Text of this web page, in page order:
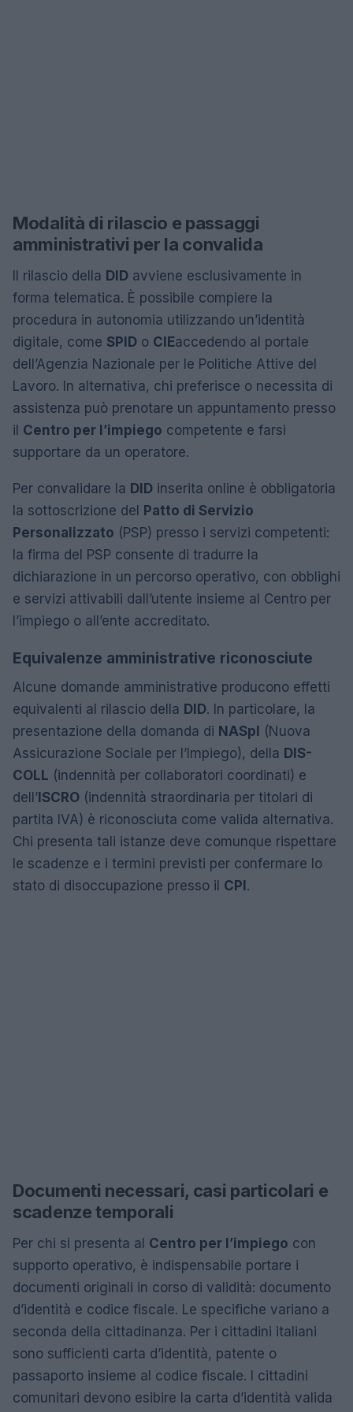
Modalità di rilascio e passaggi
amministrativi per la convalida
Il rilascio della DID avviene esclusivamente in
forma telematica. È possibile compiere la
procedura in autonomia utilizzando un’identità
digitale, come SPID o CIEaccedendo al portale
dell’Agenzia Nazionale per le Politiche Attive del
Lavoro. In alternativa, chi preferisce o necessita di
assistenza può prenotare un appuntamento presso
il Centro per l’impiego competente e farsi
supportare da un operatore.
Per convalidare la DID inserita online è obbligatoria
la sottoscrizione del
Patto di Servizio
Personalizzato (PSP) presso i servizi competenti:
la firma del PSP consente di tradurre la
dichiarazione in un percorso operativo, con obblighi
e servizi attivabili dall’utente insieme al Centro per
l’impiego o all’ente accreditato.
Equivalenze amministrative riconosciute
Alcune domande amministrative producono effetti
equivalenti al rilascio della DID. In particolare, la
presentazione della domanda di NASpI
(Nuova
Assicurazione Sociale per l’Impiego), della DIS-
COLL (indennità per collaboratori coordinati) e
dell’ ISCRO (indennità straordinaria per titolari di
partita IVA) è riconosciuta come valida alternativa.
Chi presenta tali istanze deve comunque rispettare
le scadenze e i termini previsti per confermare lo
stato di disoccupazione presso il CPI .
Documenti necessari, casi particolari e
scadenze temporali
Per chi si presenta al Centro per l’impiego con
supporto operativo, è indispensabile portare i
documenti originali in corso di validità: documento
d’identità e codice fiscale. Le specifiche variano a
seconda della cittadinanza. Per i cittadini italiani
sono sufficienti carta d’identità, patente o
passaporto insieme al codice fiscale. I cittadini
comunitari devono esibire la carta d’identità valida